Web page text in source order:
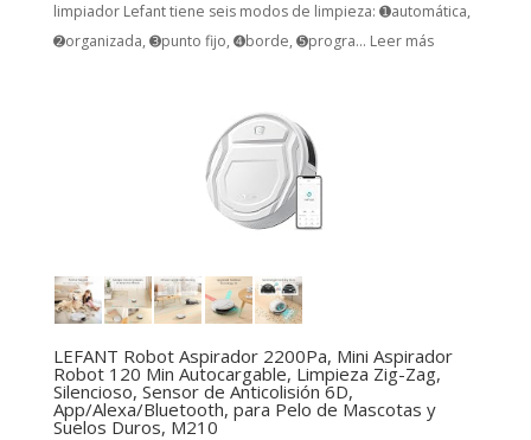
limpiador Lefant tiene seis modos de limpieza: ➊automática,
➋organizada, ➌punto fijo, ➍borde, ➎progra... Leer más
LEFANT Robot Aspirador 2200Pa, Mini Aspirador
Robot 120 Min Autocargable, Limpieza Zig-Zag,
Silencioso, Sensor de Anticolisión 6D,
App/Alexa/Bluetooth, para Pelo de Mascotas y
Suelos Duros, M210